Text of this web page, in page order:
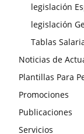
legislación
legislación
Tablas
Noticias de
Plantillas Para
Promociones
Publicaciones
Servicios